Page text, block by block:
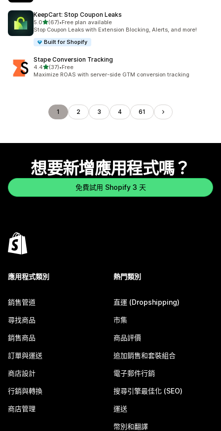
KeepCart: Stop Coupon Leaks
5.0滿分 5 顆星
(67)
共有 67 則評價
•Free plan available
Stop Coupon Leaks with Extension Blocking, Alerts, and more!
Built for Shopify
Stape Conversion Tracking
4.4滿分 5 顆星
(37)
共有 37 則評價
•Free
Maximize ROAS with server-side GTM conversion tracking
1 2 3 4 61
想要新增應用程式嗎？
免費試用 Shopify 3 天
應用程式類別
銷售管道
尋找商品
銷售商品
訂單與運送
商店設計
行銷與轉換
商店管理
熱門類別
直運 (Dropshipping)
市集
商品評價
追加銷售和套裝組合
電子郵件行銷
搜尋引擎最佳化 (SEO)
運送
幣別和翻譯